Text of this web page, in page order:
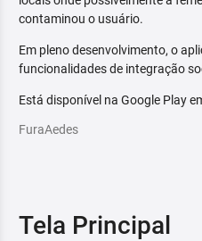
contaminou o usuário.
Em pleno desenvolvimento, o
funcionalidades de integração
Está disponível na Google Play
FuraAedes
Tela Principal